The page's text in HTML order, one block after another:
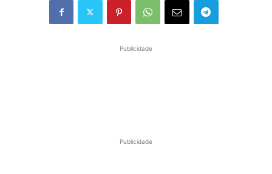
Publicidade
Publicidade